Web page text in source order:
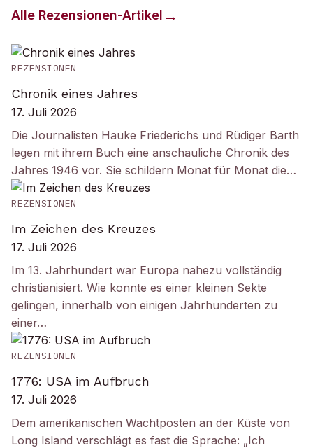
Alle Rezensionen-Artikel
REZENSIONEN
Chronik eines Jahres
17. Juli 2026
Die Journalisten Hauke Friederichs und Rüdiger Barth
legen mit ihrem Buch eine anschauliche Chronik des
Jahres 1946 vor. Sie schildern Monat für Monat die…
REZENSIONEN
Im Zeichen des Kreuzes
17. Juli 2026
Im 13. Jahrhundert war Europa nahezu vollständig
christianisiert. Wie konnte es einer kleinen Sekte
gelingen, innerhalb von einigen Jahrhunderten zu
einer…
REZENSIONEN
1776: USA im Aufbruch
17. Juli 2026
Dem amerikanischen Wachtposten an der Küste von
Long Island verschlägt es fast die Sprache: „Ich